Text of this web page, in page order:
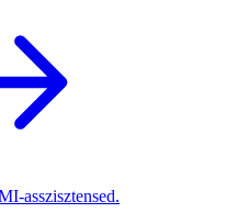
asszisztensed.